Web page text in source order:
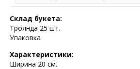
Склад букета:
Троянда 25 шт.
Упаковка
Характеристики:
Ширина 20 см.